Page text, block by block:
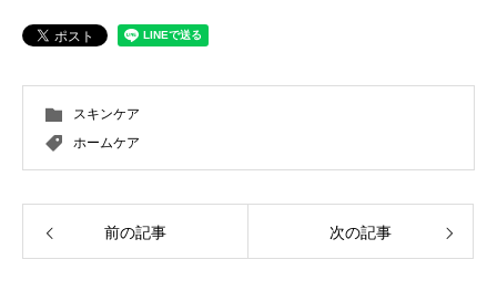
スキンケア
ホームケア
前の記事 次の記事